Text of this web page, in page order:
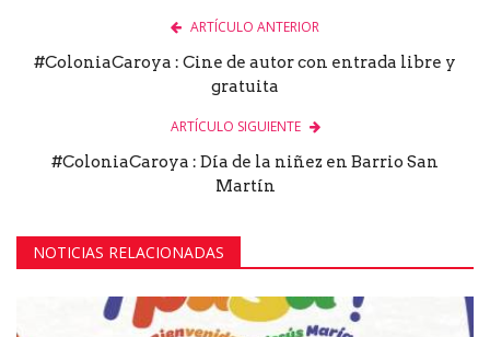
ARTÍCULO ANTERIOR
#ColoniaCaroya : Cine de autor con entrada libre y
gratuita
ARTÍCULO SIGUIENTE
#ColoniaCaroya : Día de la niñez en Barrio San
Martín
NOTICIAS RELACIONADAS